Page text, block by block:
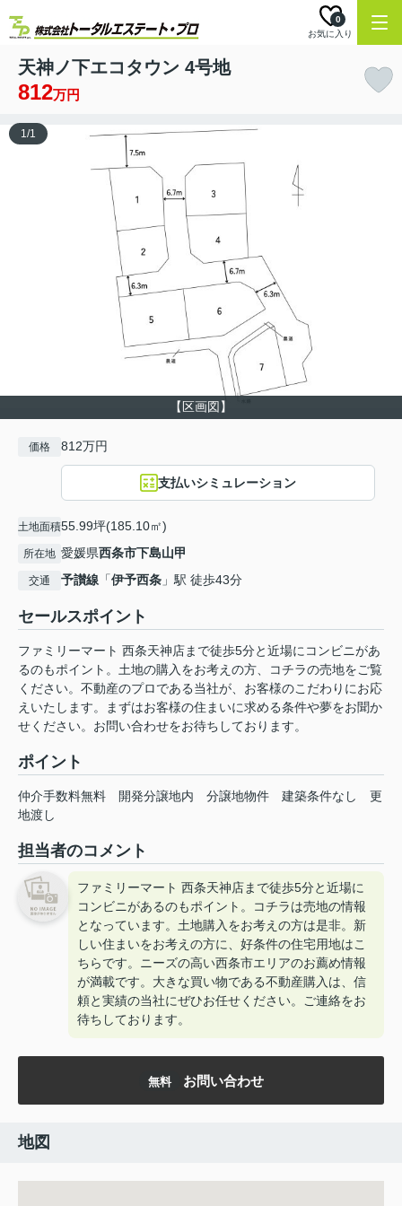
お気に入り
0
天神ノ下エコタウン 4号地
812万円
【区画図】
1/1
価格 812万円
支払いシミュレーション
土地面積55.99坪(185.10㎡)
所在地 愛媛県西条市下島山甲
交通 予讃線 「伊予西条 」駅 徒歩43分
セールスポイント
ファミリーマート 西条天神店まで徒歩5分と近場にコンビニがあ
るのもポイント。土地の購入をお考えの方、コチラの売地をご覧
ください。不動産のプロである当社が、お客様のこだわりにお応
えいたします。まずはお客様の住まいに求める条件や夢をお聞か
せください。お問い合わせをお待ちしております。
ポイント
仲介手数料無料 開発分譲地内 分譲地物件 建築条件なし
更
地渡し
担当者のコメント
ファミリーマート 西条天神店まで徒歩5分と近場に
コンビニがあるのもポイント。コチラは売地の情報
となっています。土地購入をお考えの方は是非。新
しい住まいをお考えの方に、好条件の住宅用地はこ
ちらです。ニーズの高い西条市エリアのお薦め情報
が満載です。大きな買い物である不動産購入は、信
頼と実績の当社にぜひお任せください。ご連絡をお
待ちしております。
無料 お問い合わせ
地図